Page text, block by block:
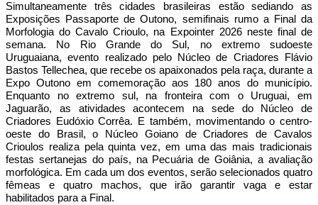
Simultaneamente três cidades brasileiras estão sediando as
Exposições Passaporte de Outono, semifinais rumo a Final da
Morfologia do Cavalo Crioulo, na Expointer 2026 neste final de
semana. No Rio Grande do Sul, no extremo sudoeste
Uruguaiana, evento realizado pelo Núcleo de Criadores Flávio
Bastos Tellechea, que recebe os apaixonados pela raça, durante a
Expo Outono em comemoração aos 180 anos do município.
Enquanto no extremo sul, na fronteira com o Uruguai, em
Jaguarão, as atividades acontecem na sede do Núcleo de
Criadores Eudóxio Corrêa. E também, movimentando o centro-
oeste do Brasil, o Núcleo Goiano de Criadores de Cavalos
Crioulos realiza pela quinta vez, em uma das mais tradicionais
festas sertanejas do país, na Pecuária de Goiânia, a avaliação
morfológica. Em cada um dos eventos, serão selecionados quatro
fêmeas e quatro machos, que irão garantir vaga e estar
habilitados para a Final.